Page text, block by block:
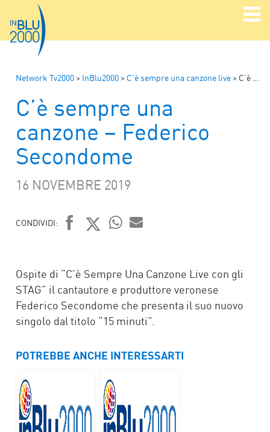
Network Tv2000 > InBlu2000 > C'è sempre una canzone live > C’è sempre una canzone – Federico Secondome
C’è sempre una
canzone – Federico
Secondome
16 NOVEMBRE 2019
CONDIVIDI:
Ospite di “C’è Sempre Una Canzone Live con gli
STAG” il cantautore e produttore veronese
Federico Secondome che presenta il suo nuovo
singolo dal titolo “15 minuti”.
POTREBBE ANCHE INTERESSARTI